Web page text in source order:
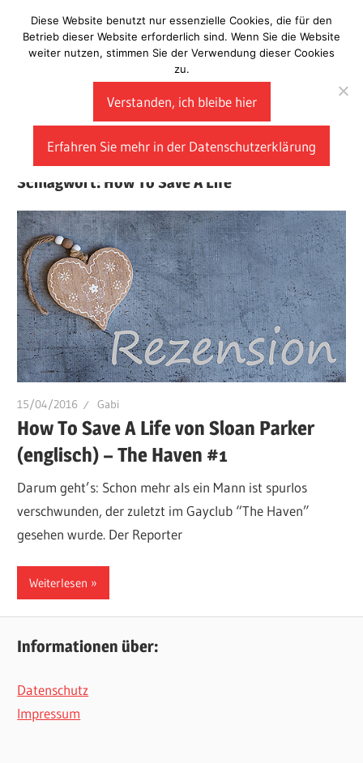
Inhalt
springen
Laberladen
Schlagwort: How To Save A Life
15/04/2016 Gabi
How To Save A Life von Sloan Parker
(englisch) – The Haven #1
Darum geht’s: Schon mehr als ein Mann ist spurlos
verschwunden, der zuletzt im Gayclub “The Haven”
gesehen wurde. Der Reporter
Weiterlesen
Informationen über:
Datenschutz
Impressum
Diese Website benutzt nur essenzielle Cookies, die für den
Betrieb dieser Website erforderlich sind. Wenn Sie die Website
weiter nutzen, stimmen Sie der Verwendung dieser Cookies
zu.
Verstanden, ich bleibe hier
Erfahren Sie mehr in der Datenschutzerklärung